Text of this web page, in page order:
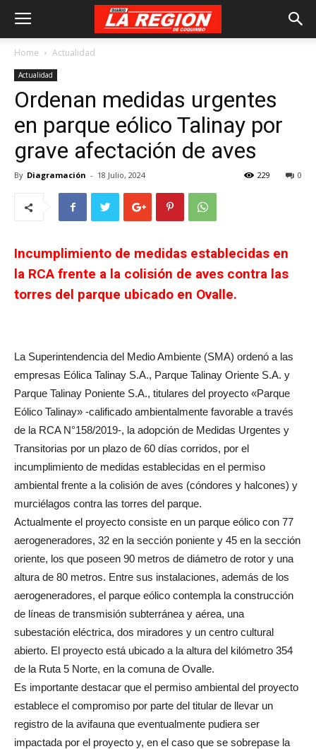
Home Actualidad
Actualidad
Ordenan medidas urgentes
en parque eólico Talinay por
grave afectación de aves
By Diagramación - 18 Julio, 2024 0
229
Incumplimiento de medidas establecidas en
la RCA frente a la colisión de aves contra las
torres del parque ubicado en Ovalle.
La Superintendencia del Medio Ambiente (SMA) ordenó a las
empresas Eólica Talinay S.A., Parque Talinay Oriente S.A. y
Parque Talinay Poniente S.A., titulares del proyecto «Parque
Eólico Talinay» -calificado ambientalmente favorable a través
de la RCA N°158/2019-, la adopción de Medidas Urgentes y
Transitorias por un plazo de 60 días corridos, por el
incumplimiento de medidas establecidas en el permiso
ambiental frente a la colisión de aves (cóndores y halcones) y
murciélagos contra las torres del parque.
Actualmente el proyecto consiste en un parque eólico con 77
aerogeneradores, 32 en la sección poniente y 45 en la sección
oriente, los que poseen 90 metros de diámetro de rotor y una
altura de 80 metros. Entre sus instalaciones, además de los
aerogeneradores, el parque eólico contempla la construcción
de líneas de transmisión subterránea y aérea, una
subestación eléctrica, dos miradores y un centro cultural
abierto. El proyecto está ubicado a la altura del kilómetro 354
de la Ruta 5 Norte, en la comuna de Ovalle.
Es importante destacar que el permiso ambiental del proyecto
establece el compromiso por parte del titular de llevar un
registro de la avifauna que eventualmente pudiera ser
impactada por el proyecto y, en el caso que se sobrepase la